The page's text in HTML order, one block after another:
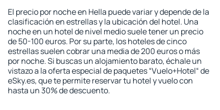
El precio por noche en Hella puede variar y depende de la
clasificación en estrellas y la ubicación del hotel. Una
noche en un hotel de nivel medio suele tener un precio
de 50-100 euros. Por su parte, los hoteles de cinco
estrellas suelen cobrar una media de 200 euros o más
por noche. Si buscas un alojamiento barato, échale un
vistazo a la oferta especial de paquetes “Vuelo+Hotel“ de
eSky.es, que te permite reservar tu hotel y vuelo con
hasta un 30% de descuento.